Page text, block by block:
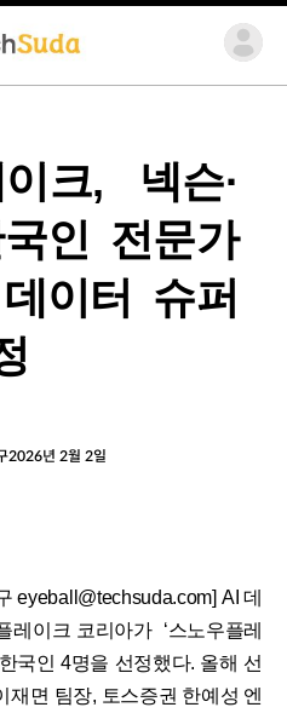
크, 넥슨·
인 전문가
이터 슈퍼
2026년 2월 2일
eyeball@techsuda.com] AI 데
레이크 코리아가 ‘스노우플레
국인 4명을 선정했다. 올해 선
면 팀장, 토스증권 한예성 엔